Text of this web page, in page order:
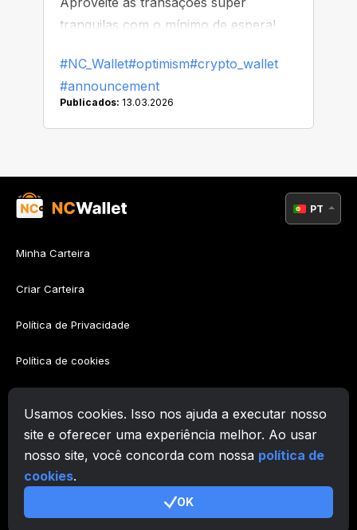
Usamos cookies. Isso nos ajuda a executar nosso
site e oferecer uma experiência melhor. Ao usar
nosso site, você concorda com nossa política de
cookies.
OK
tranquilas com o mínimo de espera!
#NC_Wallet#optimism#crypto_wallet
#announcement
Publicados: 13.03.2026
Minha Carteira
Criar Carteira
Política de Privacidade
Política de cookies
Termos de Utilização
Suporte
© 2026. Zafiro Innovation Systems LLC. All rights reserved.
PT